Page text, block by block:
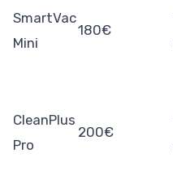
SmartVac
Mini
180€
CleanPlus
Pro
200€